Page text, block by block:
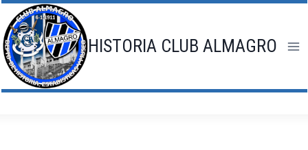
Saltar
al
contenido
HISTORIA CLUB ALMAGRO